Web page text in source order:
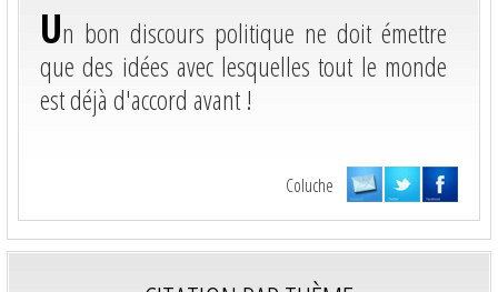
Un bon discours politique ne doit émettre
que des idées avec lesquelles tout le monde
est déjà d'accord avant !
Coluche